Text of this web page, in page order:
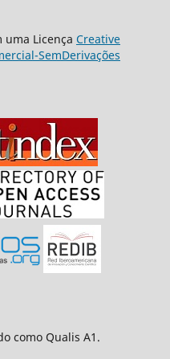
uma Licença Creative
SemDerivações
como Qualis A1.